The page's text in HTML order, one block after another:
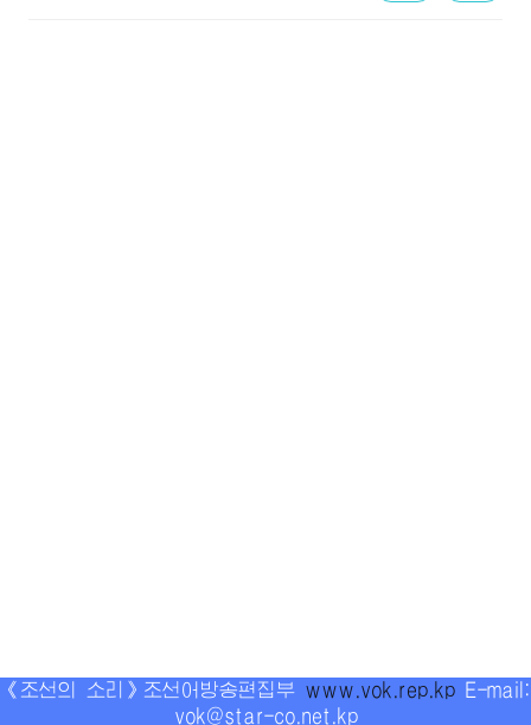
《조선의 소리》조선어방송편집부 www.vok.rep.kp E-mail:
vok@star-co.net.kp